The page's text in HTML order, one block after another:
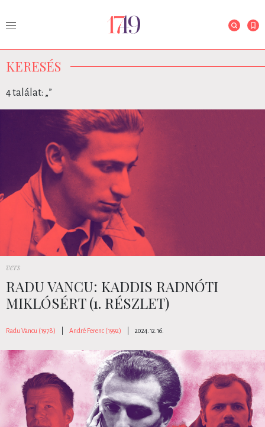
KERESÉS
4 találat: „”
vers
RADU VANCU: KADDIS RADNÓTI
MIKLÓSÉRT (1. RÉSZLET)
Radu Vancu (1978) André Ferenc (1992) 2024.12.16.